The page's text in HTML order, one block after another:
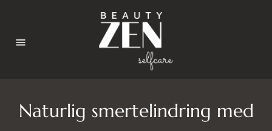
Naturlig smertelindring med